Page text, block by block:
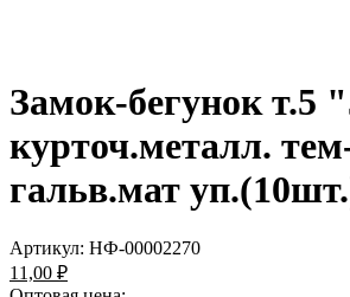
Замок-бегунок т.5
курточ.металл.
гальв.мат
Артикул: НФ-00002270
11,00 ₽